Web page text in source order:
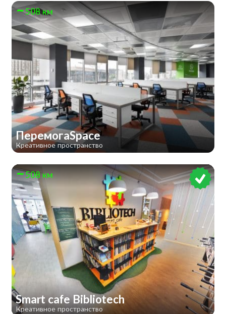
508 км
ПеремогаSpace
Креативное пространство
508 км
Smart cafe Bibliotech
Креативное пространство